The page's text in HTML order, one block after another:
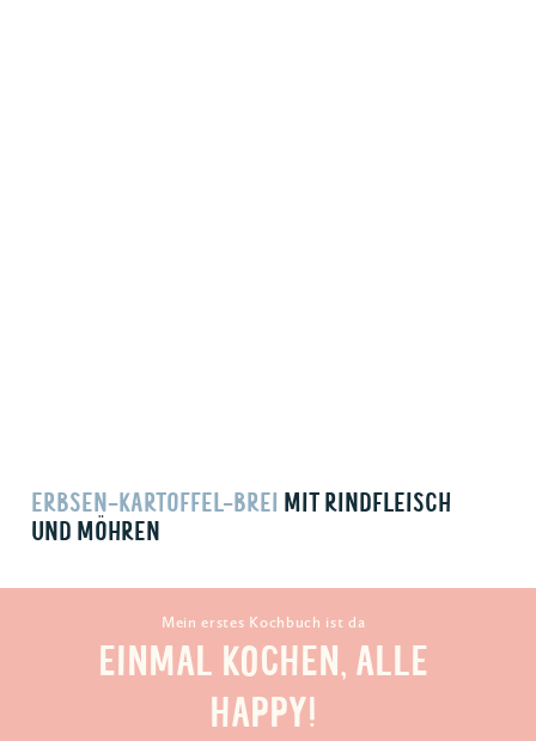
ERBSEN-KARTOFFEL-BREI MIT RIND­FLEISCH
UND MÖHREN
Mein erstes Kochbuch ist da
EINMAL KOCHEN, ALLE
HAPPY!